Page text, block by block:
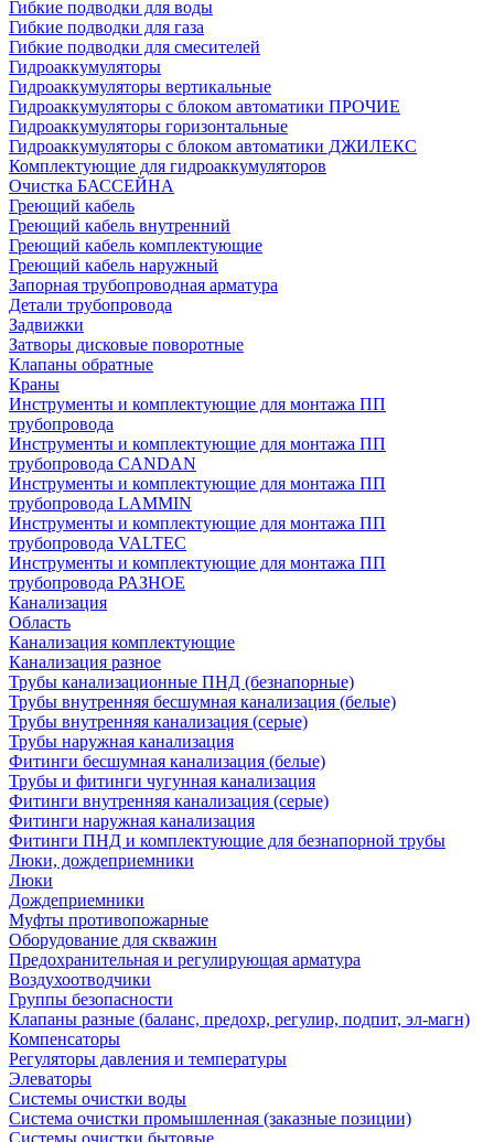
Гибкие подводки для воды
Гибкие подводки для газа
Гибкие подводки для смесителей
Гидроаккумуляторы
Гидроаккумуляторы вертикальные
Гидроаккумуляторы с блоком автоматики ПРОЧИЕ
Гидроаккумуляторы горизонтальные
Гидроаккумуляторы с блоком автоматики ДЖИЛЕКС
Комплектующие для гидроаккумуляторов
Очистка БАССЕЙНА
Греющий кабель
Греющий кабель внутренний
Греющий кабель комплектующие
Греющий кабель наружный
Запорная трубопроводная арматура
Детали трубопровода
Задвижки
Затворы дисковые поворотные
Клапаны обратные
Краны
Инструменты и комплектующие для монтажа ПП
трубопровода
Инструменты и комплектующие для монтажа ПП
трубопровода CANDAN
Инструменты и комплектующие для монтажа ПП
трубопровода LAMMIN
Инструменты и комплектующие для монтажа ПП
трубопровода VALTEC
Инструменты и комплектующие для монтажа ПП
трубопровода РАЗНОЕ
Канализация
Область
Канализация комплектующие
Канализация разное
Трубы канализационные ПНД (безнапорные)
Трубы внутренняя бесшумная канализация (белые)
Трубы внутренняя канализация (серые)
Трубы наружная канализация
Фитинги бесшумная канализация (белые)
Трубы и фитинги чугунная канализация
Фитинги внутренняя канализация (серые)
Фитинги наружная канализация
Фитинги ПНД и комплектующие для безнапорной трубы
Люки, дождеприемники
Люки
Дождеприемники
Муфты противопожарные
Оборудование для скважин
Предохранительная и регулирующая арматура
Воздухоотводчики
Группы безопасности
Клапаны разные (баланс, предохр, регулир, подпит, эл-магн)
Компенсаторы
Регуляторы давления и температуры
Элеваторы
Системы очистки воды
Система очистки промышленная (заказные позиции)
Системы очистки бытовые